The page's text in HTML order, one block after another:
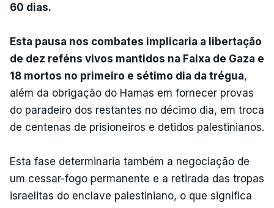
60 dias.
Esta pausa nos combates implicaria a libertação
de dez reféns vivos mantidos na Faixa de Gaza e
18 mortos no primeiro e sétimo dia da trégua,
além da obrigação do Hamas em fornecer provas
do paradeiro dos restantes no décimo dia, em troca
de centenas de prisioneiros e detidos palestinianos.
Esta fase determinaria também a negociação de
um cessar-fogo permanente e a retirada das tropas
israelitas do enclave palestiniano, o que significa